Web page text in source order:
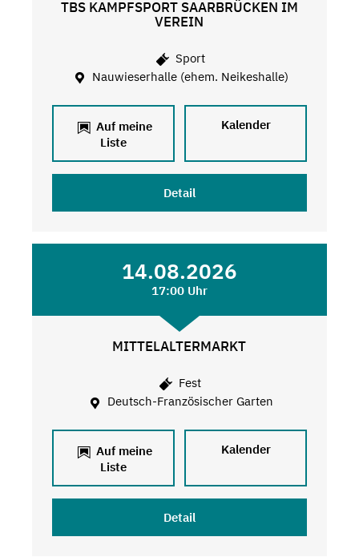
TBS KAMPFSPORT SAARBRÜCKEN IM
VEREIN
Sport
Nauwieserhalle (ehem. Neikeshalle)
Auf meine
Liste
Kalender
Detail
14.08.2026
17:00 Uhr
MITTELALTERMARKT
Fest
Deutsch-Französischer Garten
Auf meine
Liste
Kalender
Detail